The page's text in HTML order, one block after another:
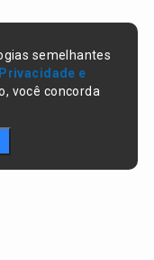
semelhantes
Privacidade e
você concorda